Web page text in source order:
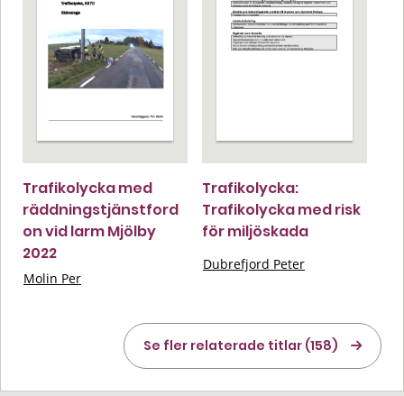
Trafikolycka med
räddningstjänstford
on vid larm Mjölby
2022
Molin Per
Trafikolycka:
Trafikolycka med risk
för miljöskada
Dubrefjord Peter
Se fler relaterade titlar (158)